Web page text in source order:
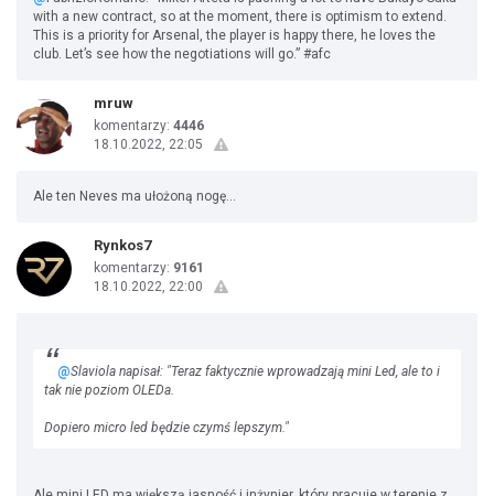
with a new contract, so at the moment, there is optimism to extend.
This is a priority for Arsenal, the player is happy there, he loves the
club. Let’s see how the negotiations will go.” #afc
mruw
komentarzy: 4446
18.10.2022, 22:05
Ale ten Neves ma ułożoną nogę...
Rynkos7
komentarzy: 9161
18.10.2022, 22:00
@Slaviola napisał: "Teraz faktycznie wprowadzają mini Led, ale to i
tak nie poziom OLEDa.
Dopiero micro led będzie czymś lepszym."